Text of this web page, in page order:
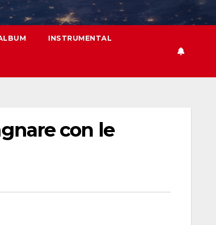
INSTRUMENTAL
con le